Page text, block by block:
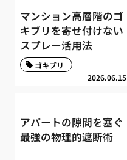
マンション高層階のゴ
キブリを寄せ付けない
スプレー活用法
2026.06.15
ゴキブリ
アパートの隙間を塞ぐ
最強の物理的遮断術